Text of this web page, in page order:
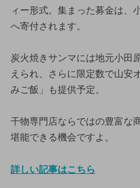
ィー形式。集まった募金は、
へ寄付されます。
炭火焼きサンマには地元小田
えられ、さらに限定数で山安
みご飯」も提供予定。
干物専門店ならではの豊富な
堪能できる機会ですよ。
詳しい記事はこちら